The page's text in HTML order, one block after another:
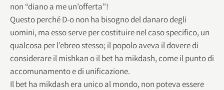
non “diano a me un’offerta”!
Questo perché D-o non ha bisogno del danaro degli
uomini, ma esso serve per costituire nel caso specifico, un
qualcosa per l’ebreo stesso; il popolo aveva il dovere di
considerare il mishkan o il bet ha mikdash, come il punto di
accomunamento e di unificazione.
Il bet ha mikdash era unico al mondo, non poteva essere